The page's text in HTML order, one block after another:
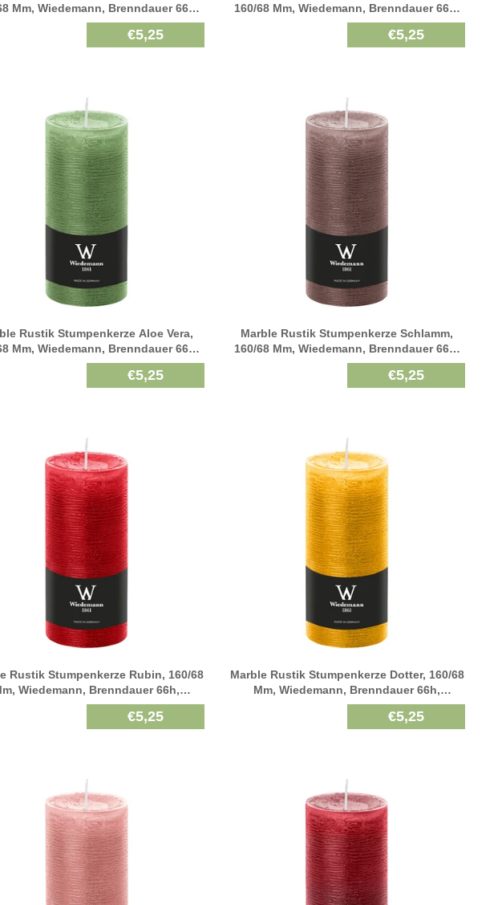
Mm, Wiedemann, Brenndauer 66h,
Durchgefärbt
€5,25
160/68 Mm, Wiedemann, Brenndauer 66h,
Durchgefärbt
€5,25
Rustik Stumpenkerze Aloe Vera,
Mm, Wiedemann, Brenndauer 66h,
Durchgefärbt
€5,25
Marble Rustik Stumpenkerze Schlamm,
160/68 Mm, Wiedemann, Brenndauer 66h,
Durchgefärbt
€5,25
Rustik Stumpenkerze Rubin, 160/68
Wiedemann, Brenndauer 66h,
Durchgefärbt
€5,25
Marble Rustik Stumpenkerze Dotter, 160/68
Mm, Wiedemann, Brenndauer 66h,
Durchgefärbt
€5,25